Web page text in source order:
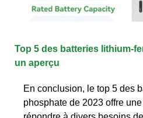
Top 5 des batteries lithium-
un aperçu
En conclusion, le top 5 des
phosphate de 2023 offre